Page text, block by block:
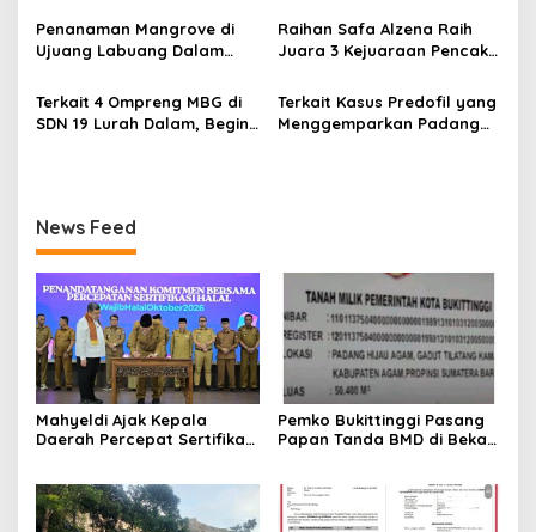
s
Terdakwa Haji DS
Penanaman Mangrove di
Ujuang Labuang Dalam
Sedunia
Raihan Safa Alzena Raih
Juara 3 Kejuaraan Pencak
Sumatera Barat
Terkait 4 Ompreng MBG di
SDN 19 Lurah Dalam, Begini
Terkait Kasus Predofil yang
Menggemparkan Padang
News Feed
Mahyeldi Ajak Kepala
Daerah Percepat Sertifikasi
Nasional
Pemko Bukittinggi Pasang
Papan Tanda BMD di Bekas